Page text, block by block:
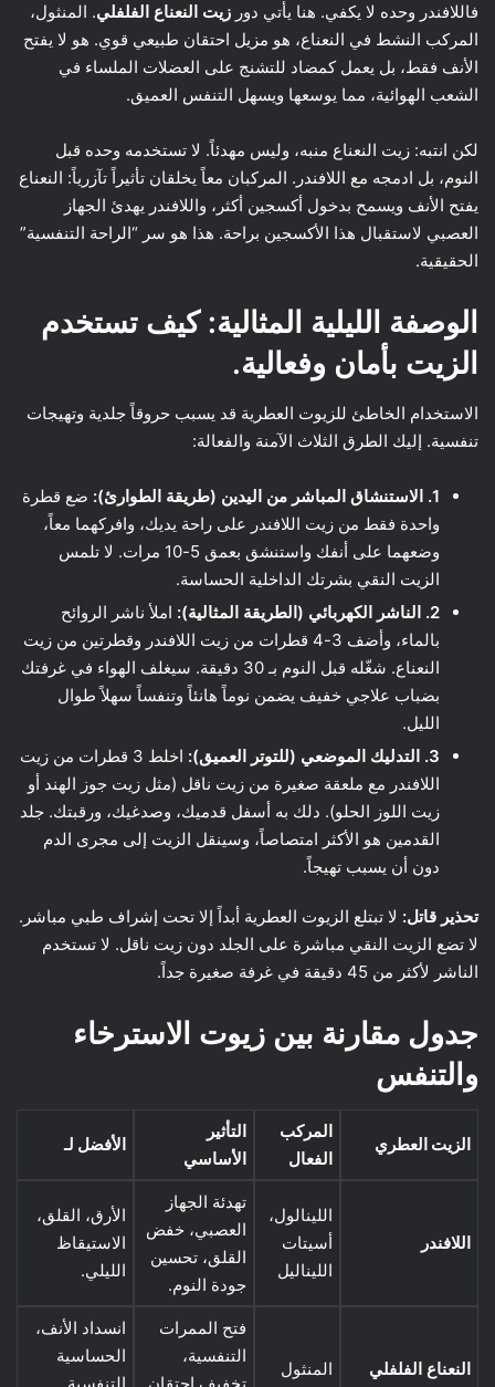
فاللافندر وحده لا يكفي. هنا يأتي دور زيت النعناع الفلفلي. المنثول،
المركب النشط في النعناع، هو مزيل احتقان طبيعي قوي. هو لا يفتح
الأنف فقط، بل يعمل كمضاد للتشنج على العضلات الملساء في
الشعب الهوائية، مما يوسعها ويسهل التنفس العميق.
لكن انتبه: زيت النعناع منبه، وليس مهدئاً. لا تستخدمه وحده قبل
النوم، بل ادمجه مع اللافندر. المركبان معاً يخلقان تأثيراً تآزرياً: النعناع
يفتح الأنف ويسمح بدخول أكسجين أكثر، واللافندر يهدئ الجهاز
العصبي لاستقبال هذا الأكسجين براحة. هذا هو سر “الراحة التنفسية”
الحقيقية.
الوصفة الليلية المثالية: كيف تستخدم
الزيت بأمان وفعالية.
الاستخدام الخاطئ للزيوت العطرية قد يسبب حروقاً جلدية وتهيجات
تنفسية. إليك الطرق الثلاث الآمنة والفعالة:
1. الاستنشاق المباشر من اليدين (طريقة الطوارئ):
ضع قطرة
واحدة فقط من زيت اللافندر على راحة يديك، وافركهما معاً،
وضعهما على أنفك واستنشق بعمق 5-10 مرات. لا تلمس
الزيت النقي بشرتك الداخلية الحساسة.
2. الناشر الكهربائي (الطريقة المثالية):
املأ ناشر الروائح
بالماء، وأضف 3-4 قطرات من زيت اللافندر وقطرتين من زيت
النعناع. شغّله قبل النوم بـ 30 دقيقة. سيغلف الهواء في غرفتك
بضباب علاجي خفيف يضمن نوماً هانئاً وتنفساً سهلاً طوال
الليل.
3. التدليك الموضعي (للتوتر العميق):
اخلط 3 قطرات من زيت
اللافندر مع ملعقة صغيرة من زيت ناقل (مثل زيت جوز الهند أو
زيت اللوز الحلو). دلك به أسفل قدميك، وصدغيك، ورقبتك. جلد
القدمين هو الأكثر امتصاصاً، وسينقل الزيت إلى مجرى الدم
دون أن يسبب تهيجاً.
تحذير قاتل: لا تبتلع الزيوت العطرية أبداً إلا تحت إشراف طبي مباشر.
لا تضع الزيت النقي مباشرة على الجلد دون زيت ناقل. لا تستخدم
الناشر لأكثر من 45 دقيقة في غرفة صغيرة جداً.
جدول مقارنة بين زيوت الاسترخاء
والتنفس
الزيت العطري
المركب
الفعال
التأثير
الأساسي
الأفضل لـ
اللافندر
اللينالول،
أسيتات
الليناليل
تهدئة الجهاز
العصبي، خفض
القلق، تحسين
جودة النوم.
الأرق، القلق،
الاستيقاظ
الليلي.
النعناع الفلفلي المنثول
فتح الممرات
التنفسية،
انسداد الأنف،
الحساسية